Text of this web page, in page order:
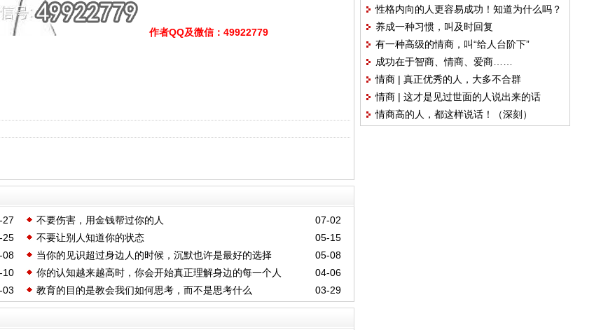
作者QQ及微信：49922779
27 07-02
不要伤害，用金钱帮过你的人
25
05-15
不要让别人知道你的状态
08
05-08
当你的见识超过身边人的时候，沉默也许是最好的选择
10
04-06
你的认知越来越高时，你会开始真正理解身边的每一个人
03
03-29
教育的目的是教会我们如何思考，而不是思考什么
性格内向的人更容易成功！知道为什么吗？
养成一种习惯，叫及时回复
有一种高级的情商，叫“给人台阶下”
成功在于智商、情商、爱商……
情商 | 真正优秀的人，大多不合群
情商 | 这才是见过世面的人说出来的话
情商高的人，都这样说话！（深刻）